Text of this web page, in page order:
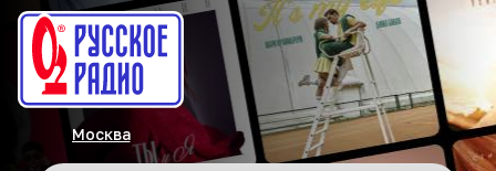
Москва